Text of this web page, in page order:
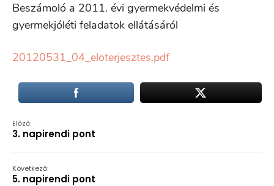
Beszámoló a 2011. évi gyermekvédelmi és
gyermekjóléti feladatok ellátásáról
20120531_04_eloterjesztes.pdf
Előző:
3. napirendi pont
Következő:
5. napirendi pont